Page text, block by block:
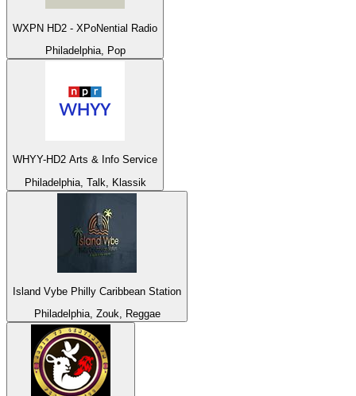
WXPN HD2 - XPoNential Radio
Philadelphia, Pop
WHYY-HD2 Arts & Info Service
Philadelphia, Talk, Klassik
Island Vybe Philly Caribbean Station
Philadelphia, Zouk, Reggae